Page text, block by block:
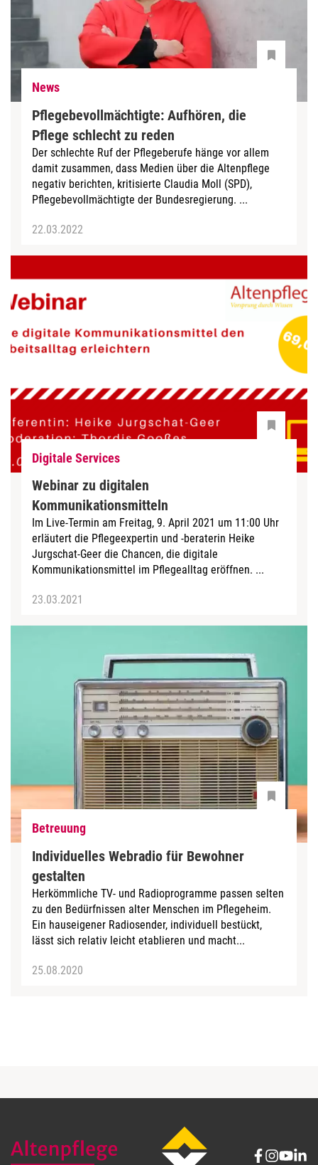
News
Pflegebevollmächtigte: Aufhören, die
Pflege schlecht zu reden
Der schlechte Ruf der Pflegeberufe hänge vor allem
damit zusammen, dass Medien über die Altenpflege
negativ berichten, kritisierte Claudia Moll (SPD),
Pflegebevollmächtigte der Bundesregierung. ...
22.03.2022
Digitale Services
Webinar zu digitalen
Kommunikationsmitteln
Im Live-Termin am Freitag, 9. April 2021 um 11:00 Uhr
erläutert die Pflegeexpertin und -beraterin Heike
Jurgschat-Geer die Chancen, die digitale
Kommunikationsmittel im Pflegealltag eröffnen. ...
23.03.2021
Betreuung
Individuelles Webradio für Bewohner
gestalten
Herkömmliche TV- und Radioprogramme passen selten
zu den Bedürfnissen alter Menschen im Pflegeheim.
Ein hauseigener Radiosender, individuell bestückt,
lässt sich relativ leicht etablieren und macht...
25.08.2020